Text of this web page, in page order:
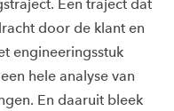
Een traject dat
door de klant en
engineeringsstuk
hele analyse van
En daaruit bleek